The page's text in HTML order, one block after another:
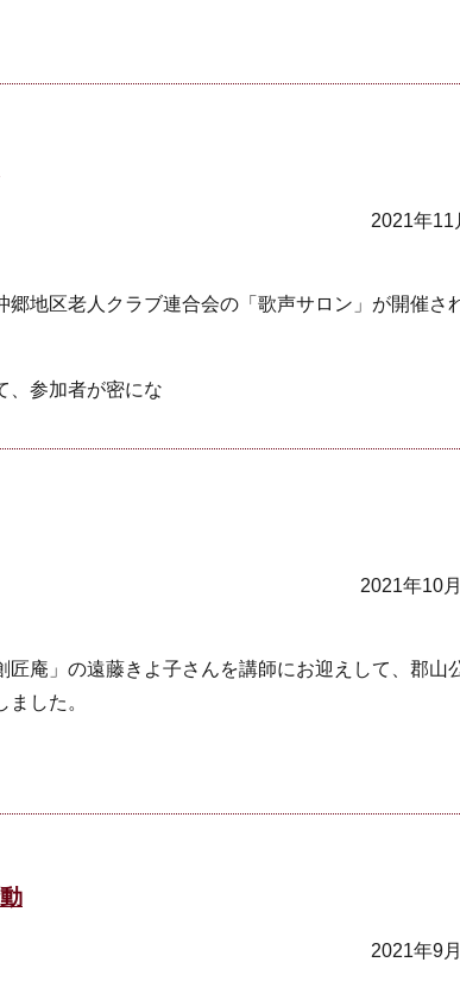
2021年11
郷地区老人クラブ連合会の「歌声サロン」が開催さ
、参加者が密にな
2021年10
匠庵」の遠藤きよ子さんを講師にお迎えして、郡山
した。
2021年9